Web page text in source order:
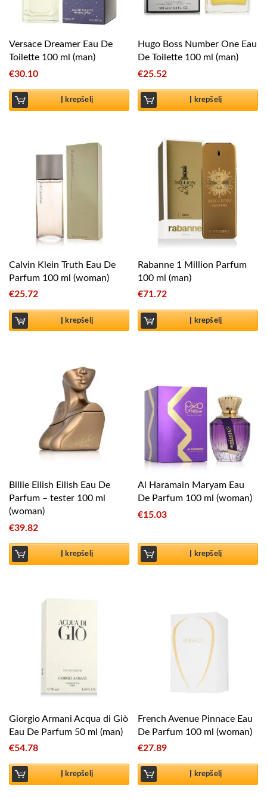
Versace Dreamer Eau De
Toilette 100 ml (man)
€30.10
Į krepšelį
Hugo Boss Number One Eau
De Toilette 100 ml (man)
€25.52
Į krepšelį
Calvin Klein Truth Eau De
Parfum 100 ml (woman)
€25.72
Į krepšelį
Rabanne 1 Million Parfum
100 ml (man)
€71.72
Į krepšelį
Billie Eilish Eilish Eau De
Parfum – tester 100 ml
(woman)
€39.82
Į krepšelį
Al Haramain Maryam Eau
De Parfum 100 ml (woman)
€15.03
Į krepšelį
Giorgio Armani Acqua di Giò
Eau De Parfum 50 ml (man)
€54.78
Į krepšelį
French Avenue Pinnace Eau
De Parfum 100 ml (woman)
€27.89
Į krepšelį